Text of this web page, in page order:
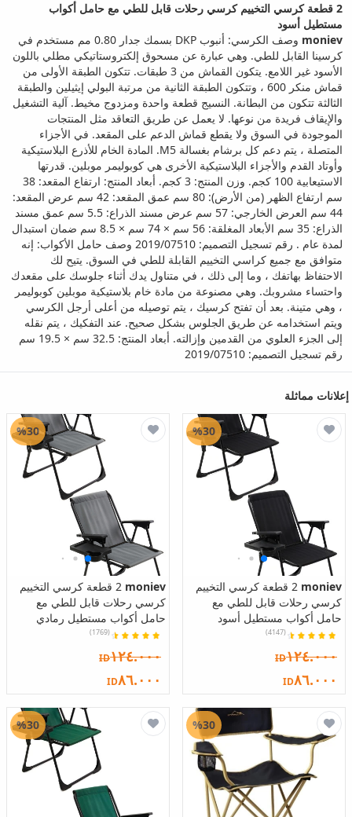
2 قطعة كرسي التخييم كرسي رحلات قابل للطي مع حامل أكواب
مستطيل أسود
moniev
وصف الكرسي: أنبوب DKP بسمك جدار 0.80 مم مستخدم في
كرسينا القابل للطي. وهي عبارة عن مسحوق إلكتروستاتيكي مطلي باللون
الأسود غير اللامع. يتكون القماش من 3 طبقات. تتكون الطبقة الأولى من
قماش منكر 600 ، وتتكون الطبقة الثانية من مرتبة البولي إيثيلين والطبقة
الثالثة تتكون من البطانة. النسيج قطعة واحدة ومزدوج مخيط. آلية التشغيل
والإيقاف فريدة من نوعها. لا يعمل عن طريق التعاقد مثل المنتجات
الموجودة في السوق ولا يقطع قماش الدعم على المقعد. في الأجزاء
المتصلة ، يتم دعم كل برشام بغسالة M5. المادة الخام للأذرع البلاستيكية
وأوتاد القدم والأجزاء البلاستيكية الأخرى هي كوبوليمر موبلين. قدرتها
الاستيعابية 100 كجم. وزن المنتج: 3 كجم. أبعاد المنتج: ارتفاع المقعد: 38
سم ارتفاع الظهر (من الأرض): 80 سم عمق المقعد: 42 سم عرض المقعد:
44 سم العرض الخارجي: 57 سم عرض مسند الذراع: 5.5 سم عمق مسند
الذراع: 35 سم الأبعاد المغلقة: 56 سم × 74 سم × 8.5 سم ضمان استبدال
لمدة عام . رقم تسجيل التصميم: 2019/07510 وصف حامل الأكواب: إنه
متوافق مع جميع كراسي التخييم القابلة للطي في السوق. يتيح لك
الاحتفاظ بهاتفك ، وما إلى ذلك ، في متناول يدك أثناء جلوسك على مقعدك
واحتساء مشروبك. وهي مصنوعة من مادة خام بلاستيكية موبلين كوبوليمر
، وهي متينة. بعد أن تفتح كرسيك ، يتم توصيله من أعلى أرجل الكرسي
ويتم استخدامه عن طريق الجلوس بشكل صحيح. عند التفكيك ، يتم نقله
إلى الجزء العلوي من القدمين وإزالته. أبعاد المنتج: 32.5 سم × 19.5 سم
رقم تسجيل التصميم: 2019/07510
إعلانات مماثلة
moniev
2 قطعة كرسي التخييم
كرسي رحلات قابل للطي مع
حامل أكواب مستطيل أسود
(4147)
ID١٢٤.٠٠٠
ID٨٦.٠٠٠
%30
moniev
2 قطعة كرسي التخييم
كرسي رحلات قابل للطي مع
حامل أكواب مستطيل رمادي
(1769)
ID١٢٤.٠٠٠
ID٨٦.٠٠٠
%30
%30
%30